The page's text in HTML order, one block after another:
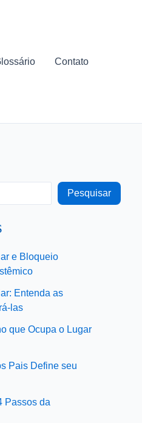
Contato
Pesquisar
e Bloqueio
Entenda as
las
que Ocupa o Lugar
Pais Define seu
Passos da